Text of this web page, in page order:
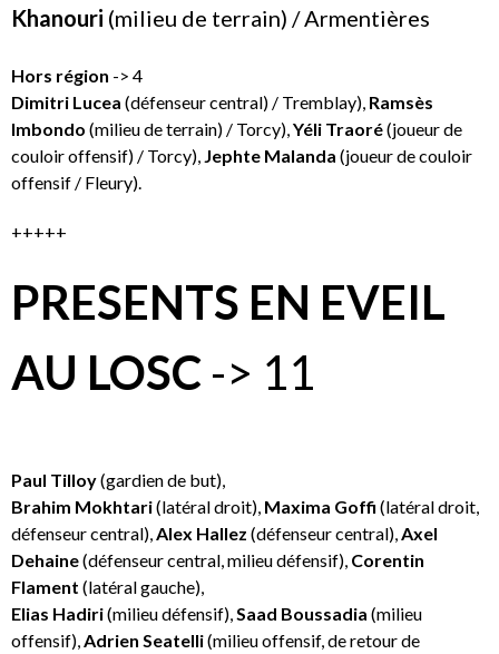
Khanouri (milieu de terrain) / Armentières
Hors région -> 4
Dimitri Lucea (défenseur central) / Tremblay), Ramsès
Imbondo (milieu de terrain) / Torcy),Yéli Traoré(joueur de
couloir offensif) / Torcy), Jephte Malanda (joueur de couloir
offensif / Fleury).
+++++
PRESENTS EN EVEIL
AU LOSC -> 11
Paul Tilloy(gardien de but),
Brahim Mokhtari(latéral droit), Maxima Goffi (latéral droit,
défenseur central), Alex Hallez (défenseur central), Axel
Dehaine(défenseur central, milieu défensif), Corentin
Flament (latéral gauche),
Elias Hadiri(milieu défensif), Saad Boussadia (milieu
offensif), Adrien Seatelli(milieu offensif, de retour de